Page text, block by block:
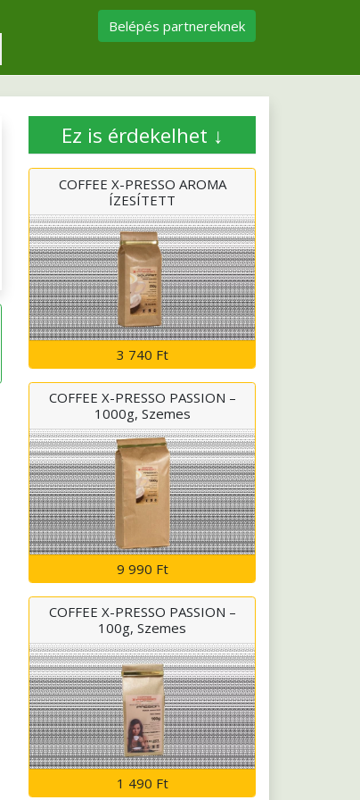
Belépés partnereknek
Ez is érdekelhet ↓
COFFEE X-PRESSO AROMA
ÍZESÍTETT
3 740 Ft
COFFEE X-PRESSO PASSION –
1000g, Szemes
9 990 Ft
COFFEE X-PRESSO PASSION –
100g, Szemes
1 490 Ft